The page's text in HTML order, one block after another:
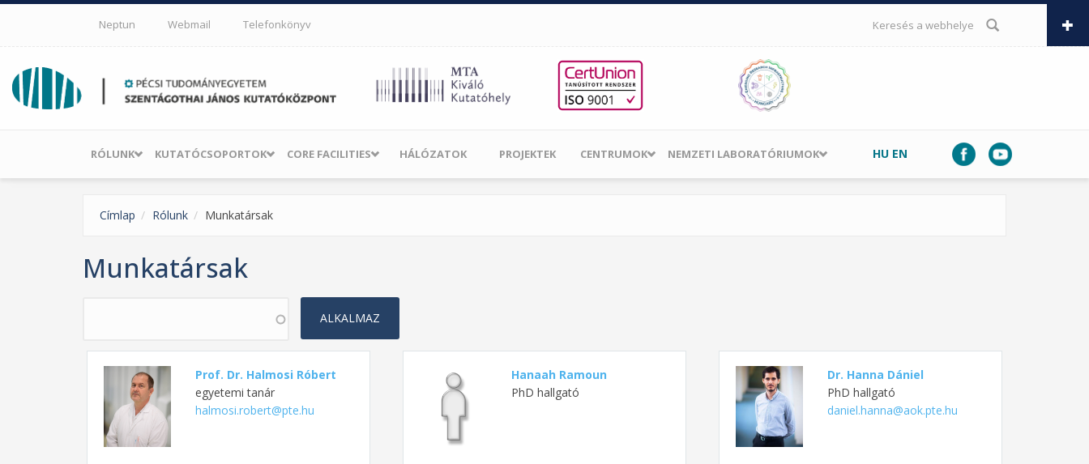
Ugrás a tartalomra
Neptun Webmail Telefonkönyv KERESÉS ŰRLAP
RÓLUNK KUTATÓCSOPORTOK CORE FACILITIES HÁLÓZATOK PROJEKTEK CENTRUMOK NEMZETI LABORATÓRIUMOK HU EN
Címlap Rólunk Munkatársak
Munkatársak
Prof. Dr. Halmosi Róbert
egyetemi tanár
halmosi.robert@pte.hu
Hanaah Ramoun
PhD hallgató
Dr. Hanna Dániel
PhD hallgató
daniel.hanna@aok.pte.hu